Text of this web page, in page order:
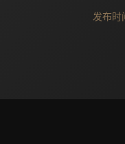
发布时